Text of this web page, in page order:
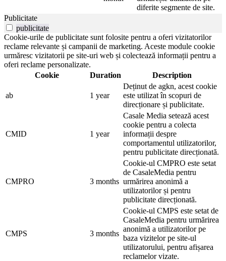
diferite segmente de site.
Publicitate
publicitate
Cookie-urile de publicitate sunt folosite pentru a oferi vizitatorilor
reclame relevante și campanii de marketing. Aceste module cookie
urmăresc vizitatorii pe site-uri web și colectează informații pentru a
oferi reclame personalizate.
Cookie
Duration Description
ab 1 year
Deținut de agkn, acest cookie
este utilizat în scopuri de
direcționare și publicitate.
CMID 1 year
Casale Media setează acest
cookie pentru a colecta
informații despre
comportamentul utilizatorilor,
pentru publicitate direcționată.
CMPRO 3 months
Cookie-ul CMPRO este setat
de CasaleMedia pentru
urmărirea anonimă a
utilizatorilor și pentru
publicitate direcționată.
CMPS 3 months
Cookie-ul CMPS este setat de
CasaleMedia pentru urmărirea
anonimă a utilizatorilor pe
baza vizitelor pe site-ul
utilizatorului, pentru afișarea
reclamelor vizate.